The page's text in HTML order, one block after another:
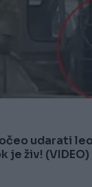
udarati
je živ! (VIDEO)